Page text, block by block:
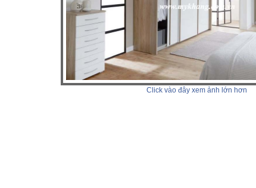
Click vào đây xem ảnh lớn hơn